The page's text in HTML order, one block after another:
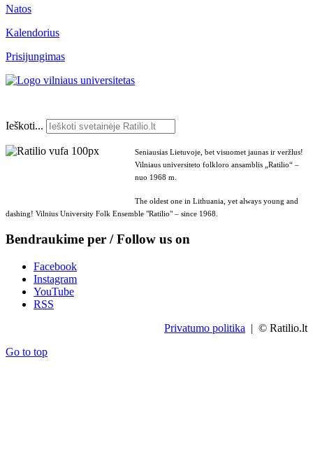
Natos
Kalendorius
Prisijungimas
Ieškoti...
Seniausias Lietuvoje, bet visuomet jaunas ir veržlus!
Vilniaus universiteto folkloro ansamblis „Ratilio“ –
nuo 1968 m.
The oldest one in Lithuania, yet always young and
dashing! Vilnius University Folk Ensemble "Ratilio" – since 1968.
Bendraukime per / Follow us on
Facebook
Instagram
YouTube
RSS
Privatumo politika | © Ratilio.lt
Go to top